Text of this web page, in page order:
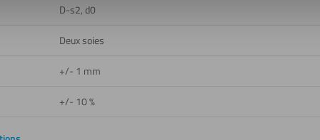
D-s2, d0
Deux soies
+/- 1 mm
+/- 10 %